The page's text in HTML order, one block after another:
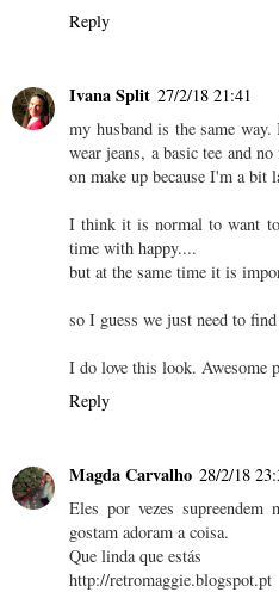
Reply
Ivana Split 27/2/18 21:41
my husband is the same
wear jeans, a basic tee and
on make up because I'm a bit
I think it is normal to want to
time with happy....
but at the same time it is
so I guess we just need to
I do love this look. Awesome
Reply
Magda Carvalho 28/2/18
Eles por vezes supreendem
gostam adoram a coisa.
Que linda que estás
http://retromaggie.blogspot.pt